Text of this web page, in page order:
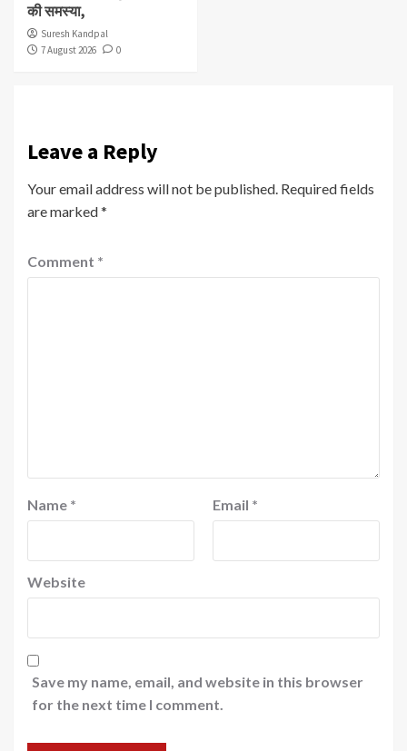
की समस्या,
Suresh Kandpal
7 August 2026
0
Leave a Reply
Your email address will not be published. Required fields
are marked*
Comment *
Name * Email *
Website
Save my name, email, and website in this browser
for the next time I comment.